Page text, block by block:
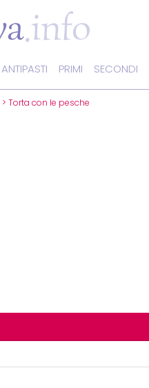
ANTIPASTI PRIMI SECONDI
> Torta con le pesche